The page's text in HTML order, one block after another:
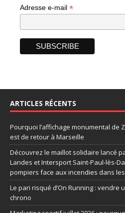
Adresse e-mail *
ARTICLES RÉCENTS
Pourquoi l’affichage monumental de
est de retour à Marseille
Découvrez le maillot solidaire lancé
Landes et Intersport Saint-Paul-lès-
pompiers face aux incendies dans
Le pari risqué d’On Running : vendre
chrono